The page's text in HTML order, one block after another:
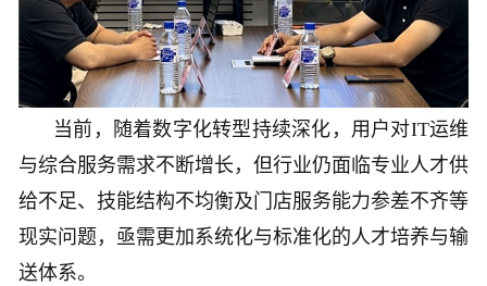
当前，随着数字化转型持续深化，用户对IT运维
与综合服务需求不断增长，但行业仍面临专业人才供
给不足、技能结构不均衡及门店服务能力参差不齐等
现实问题，亟需更加系统化与标准化的人才培养与输
送体系。